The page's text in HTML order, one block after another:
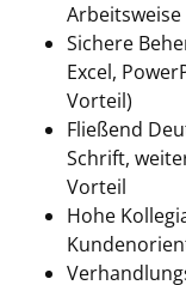
Arbeitsweise
Sichere
Excel,
Vorteil)
Fließend
Schrift,
Vorteil
Hohe